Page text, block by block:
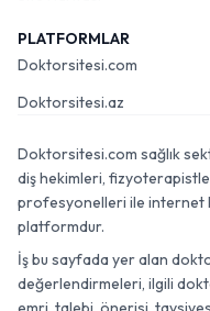
PLATFORMLAR
Doktorsitesi.com
Doktorsitesi.az
Doktorsitesi.com sağlık
diş hekimleri,
profesyonelleri ile internet
platformdur.
İş bu sayfada yer alan
değerlendirmeleri, ilgili